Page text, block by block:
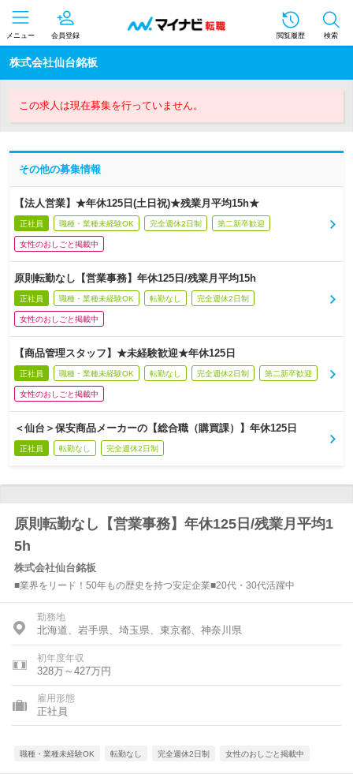
メニュー 会員登録 閲覧履歴 検索
株式会社仙台銘板
この求人は現在募集を行っていません。
その他の募集情報
【法人営業】★年休125日(土日祝)★残業月平均15h★
正社員 職種・業種未経験OK 完全週休2日制 第二新卒歓迎
女性のおしごと掲載中
原則転勤なし【営業事務】年休125日/残業月平均15h
正社員 職種・業種未経験OK 転勤なし 完全週休2日制
女性のおしごと掲載中
【商品管理スタッフ】★未経験歓迎★年休125日
正社員 職種・業種未経験OK 転勤なし 完全週休2日制 第二新卒歓迎
女性のおしごと掲載中
＜仙台＞保安商品メーカーの【総合職（購買課）】年休125日
正社員 転勤なし 完全週休2日制
原則転勤なし【営業事務】年休125日/残業月平均1
5h
株式会社仙台銘板
■業界をリード！50年もの歴史を持つ安定企業■20代・30代活躍中
勤務地
北海道、岩手県、埼玉県、東京都、神奈川県
初年度年収
328万～427万円
雇用形態
正社員
職種・業種未経験OK 転勤なし 完全週休2日制 女性のおしごと掲載中